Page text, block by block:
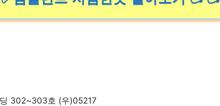
302~303호 (우)05217